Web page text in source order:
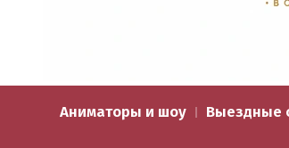
Аниматоры и шоу Выездные